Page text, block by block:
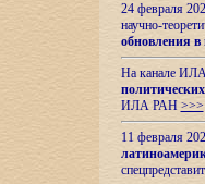
24 февраля
научно-
обновления в
На канале
ИЛА РАН >>>
11 февраля